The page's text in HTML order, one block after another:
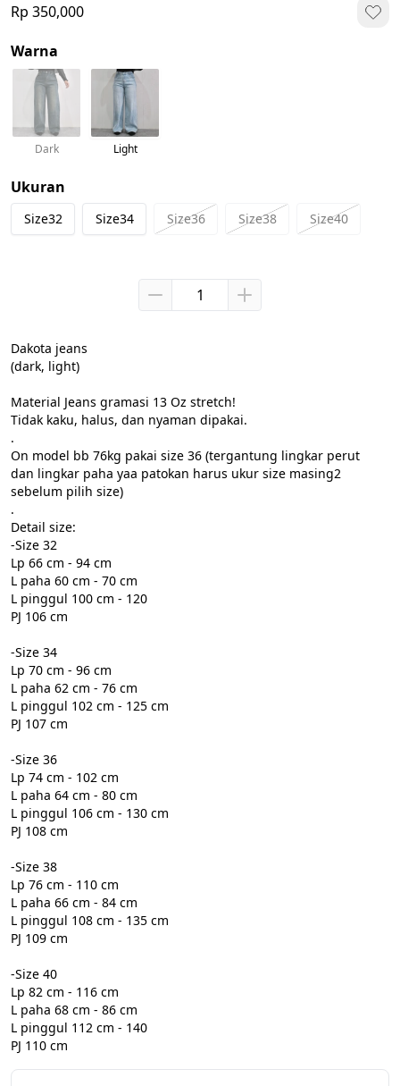
Rp 350,000
Warna
Dark Light
Ukuran
Size32 Size34 Size36 Size38 Size40
Dakota jeans
(dark, light)
Material Jeans gramasi 13 Oz stretch!
Tidak kaku, halus, dan nyaman dipakai.
.
On model bb 76kg pakai size 36 (tergantung lingkar perut
dan lingkar paha yaa patokan harus ukur size masing2
sebelum pilih size)
.
Detail size:
-Size 32
Lp 66 cm - 94 cm
L paha 60 cm - 70 cm
L pinggul 100 cm - 120
PJ 106 cm
-Size 34
Lp 70 cm - 96 cm
L paha 62 cm - 76 cm
L pinggul 102 cm - 125 cm
PJ 107 cm
-Size 36
Lp 74 cm - 102 cm
L paha 64 cm - 80 cm
L pinggul 106 cm - 130 cm
PJ 108 cm
-Size 38
Lp 76 cm - 110 cm
L paha 66 cm - 84 cm
L pinggul 108 cm - 135 cm
PJ 109 cm
-Size 40
Lp 82 cm - 116 cm
L paha 68 cm - 86 cm
L pinggul 112 cm - 140